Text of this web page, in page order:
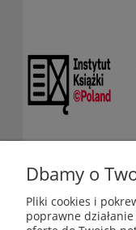
Dbamy o
Pliki cookies i
poprawne